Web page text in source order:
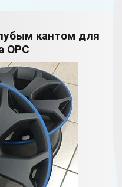
кантом для
OPC